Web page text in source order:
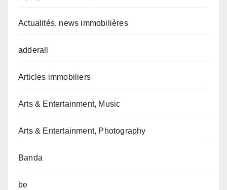
Actualités, news immobilières
adderall
Articles immobiliers
Arts & Entertainment, Music
Arts & Entertainment, Photography
Banda
be